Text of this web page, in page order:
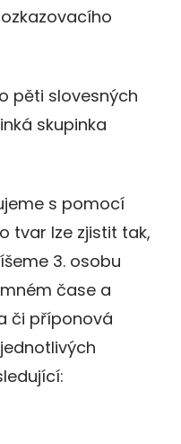
pěti slovesných
skupinka
s pomocí
tvar lze zjistit tak,
3. osobu
čase a
či příponová